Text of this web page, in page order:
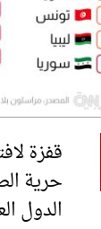
قفزة
حرية
الدول